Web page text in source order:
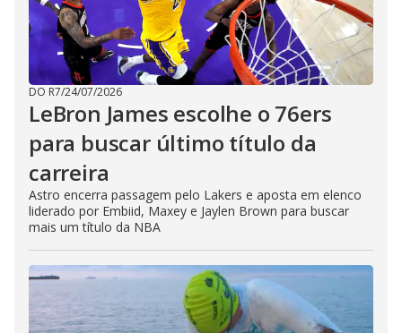
DO R7/24/07/2026
LeBron James escolhe o 76ers
para buscar último título da
carreira
Astro encerra passagem pelo Lakers e aposta em elenco
liderado por Embiid, Maxey e Jaylen Brown para buscar
mais um título da NBA